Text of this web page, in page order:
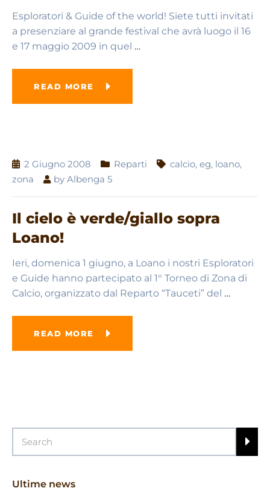
Esploratori & Guide of the world! Siete tutti invitati
a presenziare al grande festival che avrà luogo il 16
e 17 maggio 2009 in quel …
READ MORE
2 Giugno 2008 Reparti calcio, eg, loano,
zona
by Albenga 5
Il cielo è verde/giallo sopra
Loano!
Ieri, domenica 1 giugno, a Loano i nostri Esploratori
e Guide hanno partecipato al 1° Torneo di Zona di
Calcio, organizzato dal Reparto “Tauceti” del …
READ MORE
Ultime news